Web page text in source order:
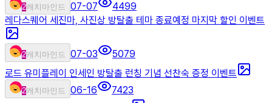
2캐치마인드 07-07
4499
레다스퀘어 세진마, 사진상 방탈출 테마 종료예정 마지막 할인 이벤트
2캐치마인드 07-03
5079
로드 유미플레이 인세인 방탈출 런칭 기념 선찬숙 증정 이벤트
2캐치마인드 06-16
7423